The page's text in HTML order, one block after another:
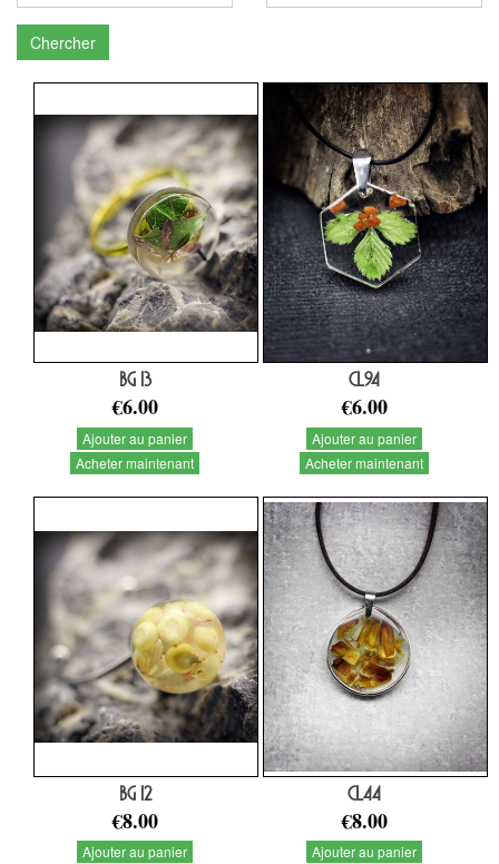
Chercher
BG 13
€6.00
Ajouter au panier
Acheter maintenant
CL94
€6.00
Ajouter au panier
Acheter maintenant
BG 12
€8.00
Ajouter au panier
CL44
€8.00
Ajouter au panier